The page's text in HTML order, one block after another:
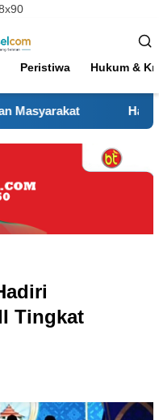
Peristiwa Hukum &
Hadir Sejak
Tingkat